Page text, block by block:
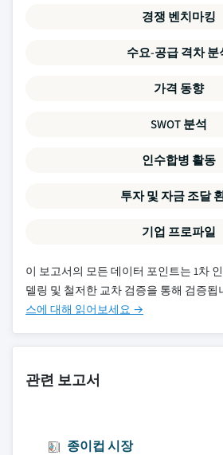
경쟁 벤치마킹
수요-공급 격차 분
가격 동향
SWOT 분석
인수합병 활동
투자 및 자금 조달
기업 프로파일
이 보고서의 모든 데이터 포인트는 1차
델링 및 철저한 교차 검증을 통해 검증됩
스에 대해 읽어보세요 →
관련 보고서
종이컵 시장